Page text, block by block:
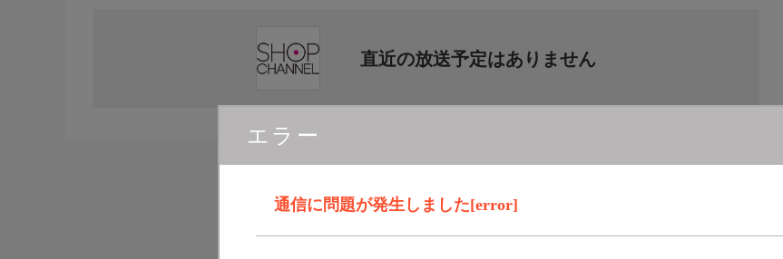
エラー
通信に問題が発生しました[error]
直近の放送予定はありません